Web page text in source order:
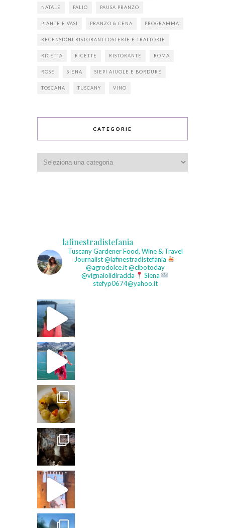
NATALE PALIO PAUSA PRANZO
PIANTE E VASI PRANZO & CENA PROGRAMMA
RECENSIONI RISTORANTI OSTERIE E TRATTORIE
RICETTA RICETTE RISTORANTE ROMA
ROSE SIENA SIEPI AIUOLE E BORDURE
TOSCANA TUSCANY VINO
CATEGORIE
lafinestradistefania
Tuscany GardenerFood, Wine & Travel
Journalist@lafinestradistefania
@agrodolce.it @cibotoday
@vignaiolidiradda
Siena
stefyp0674@yahoo.it